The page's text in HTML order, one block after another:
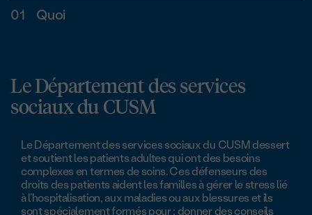
01 Quoi
Le Département des services
sociaux du CUSM
Le Département des services sociaux du CUSM dessert
et soutient les patients adultes qui ont des besoins
complexes en termes de soins. Ces défenseurs des
droits des patients aident les familles à gérer le stress lié
à l’hospitalisation, aux maladies ou aux blessures et ils
sont spécialement formés pour : donner des conseils